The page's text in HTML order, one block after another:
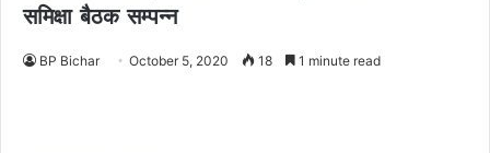
समिक्षा बैठक सम्पन्न
BP Bichar October 5, 2020 18 1 minute read